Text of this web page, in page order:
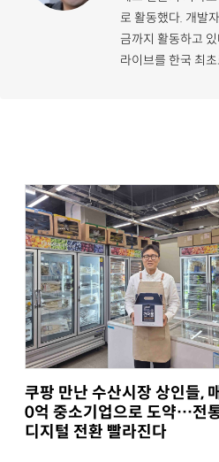
로 활동했다. 개발
금까지 활동하고
라이브를 한국 최
쿠팡 만난 수산시장 상인들,
0억 중소기업으로 도약…전
디지털 전환 빨라진다